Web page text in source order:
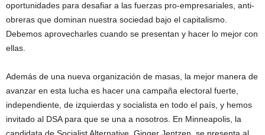
oportunidades para desafiar a las fuerzas pro-empresariales, anti-
obreras que dominan nuestra sociedad bajo el capitalismo.
Debemos aprovecharles cuando se presentan y hacer lo mejor con
ellas.
Además de una nueva organización de masas, la mejor manera de
avanzar en esta lucha es hacer una campaña electoral fuerte,
independiente, de izquierdas y socialista en todo el país, y hemos
invitado al DSA para que se una a nosotros. En Minneapolis, la